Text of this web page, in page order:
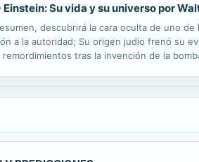
Einstein: Su vida y su universo por
descubrirá la cara oculta de uno
a la autoridad; Su origen judío frenó su
tras la invención de la